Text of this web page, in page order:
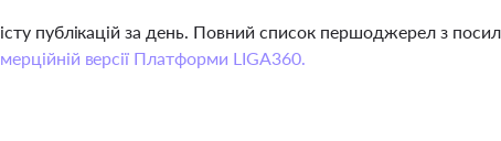
публікацій за день. Повний список першоджерел з
версії Платформи LIGA360.